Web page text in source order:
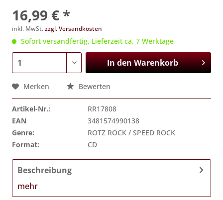
16,99 € *
inkl. MwSt.zzgl. Versandkosten
Sofort versandfertig, Lieferzeit ca. 7 Werktage
In denWarenkorb
Merken Bewerten
Artikel-Nr.:
RR17808
EAN
3481574990138
Genre:
ROTZ ROCK / SPEED ROCK
Format:
CD
Beschreibung
mehr